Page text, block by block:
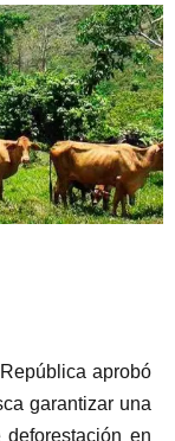
aprobó
garantizar una
en